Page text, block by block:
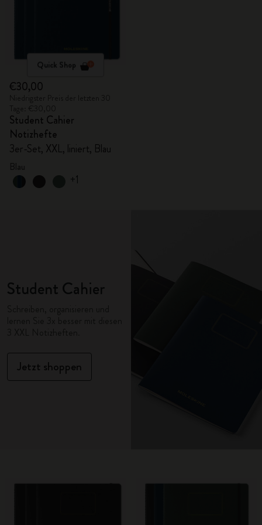
Quick Shop
€30,00
Student Cahier
Notizhefte
3er-Set, XXL, liniert, Blau
+1
Student Cahier
Jetzt shoppen